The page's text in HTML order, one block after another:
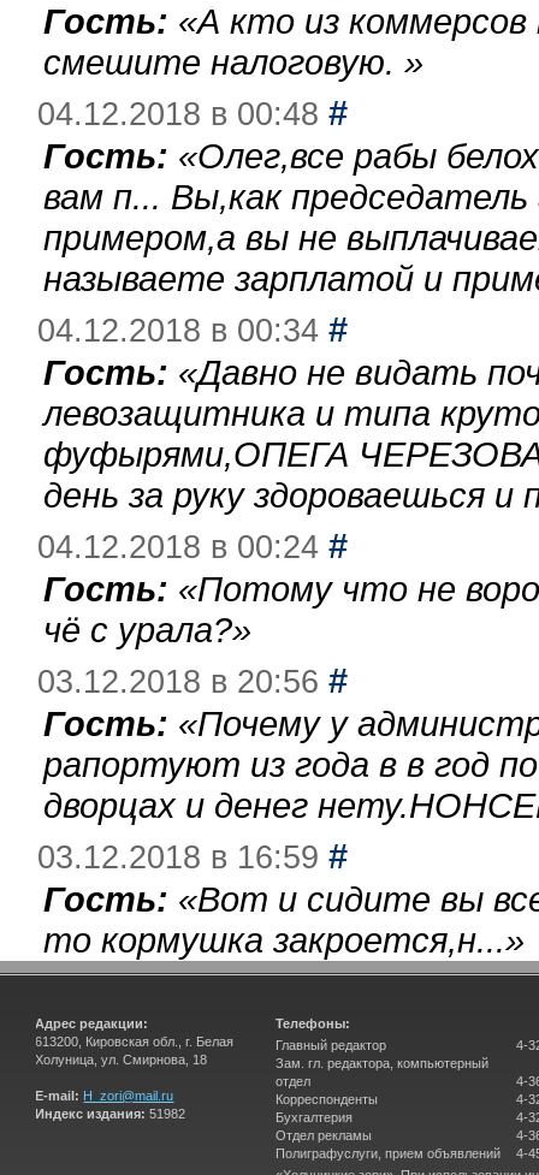
Гость: «А кто из
смешите налоговую. »
04.12.2018 в 00:48 #
Гость: «Олег,все рабы
вам п... Вы,как
примером,а вы не
называете зарплатой и
04.12.2018 в 00:34 #
Гость: «Давно не видать
левозащитника и типа
фуфырями,ОПЕГА
день за руку здороваешься
04.12.2018 в 00:24 #
Гость: «Потому что не
чё с урала?»
03.12.2018 в 20:56 #
Гость: «Почему у
рапортуют из года в в год
дворцах и денег
03.12.2018 в 16:59 #
Гость: «Вот и сидите вы
то кормушка закроется,н...»
Адрес редакции:
613200, Кировская обл., г. Белая
Холуница, ул. Смирнова, 18
E-mail: H_zori@mail.ru
Индекс издания: 51982
Телефоны:
Главный редактор
Зам. гл. редактора, компьютерный
отдел
Корреспонденты
Бухгалтерия
Отдел рекламы
Полиграфуслуги, прием объявлений
4-
4-
4-
4-
4-
4-